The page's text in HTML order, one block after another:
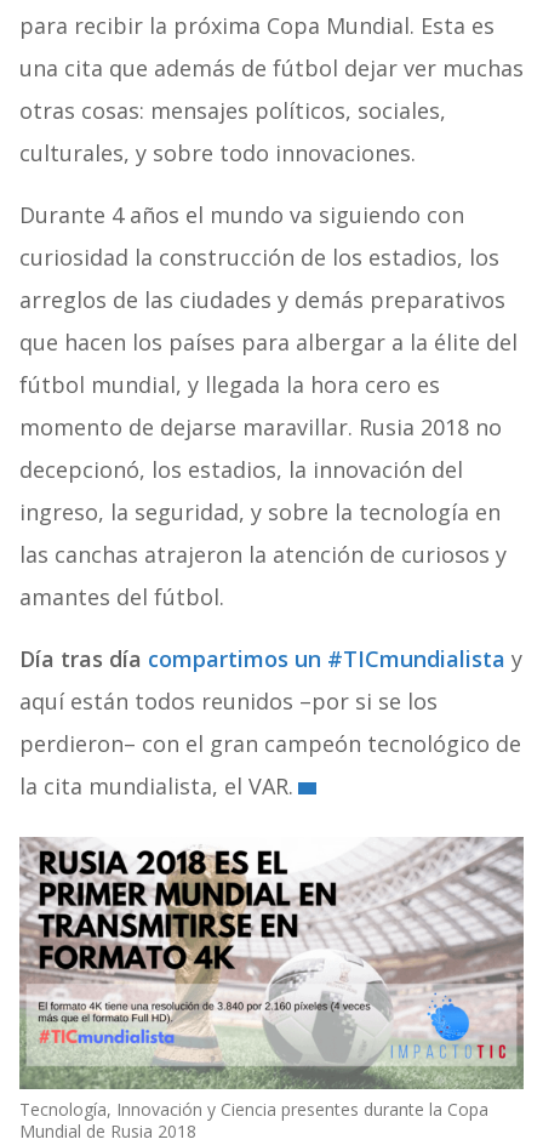
para recibir la próxima Copa Mundial. Esta es
una cita que además de fútbol dejar ver muchas
otras cosas: mensajes políticos, sociales,
culturales, y sobre todo innovaciones.
Durante 4 años el mundo va siguiendo con
curiosidad la construcción de los estadios, los
arreglos de las ciudades y demás preparativos
que hacen los países para albergar a la élite del
fútbol mundial, y llegada la hora cero es
momento de dejarse maravillar. Rusia 2018 no
decepcionó, los estadios, la innovación del
ingreso, la seguridad, y sobre la tecnología en
las canchas atrajeron la atención de curiosos y
amantes del fútbol.
Día tras día compartimos un #TICmundialista y
aquí están todos reunidos –por si se los
perdieron– con el gran campeón tecnológico de
la cita mundialista, el VAR.
Tecnología, Innovación y Ciencia presentes durante la Copa
Mundial de Rusia 2018